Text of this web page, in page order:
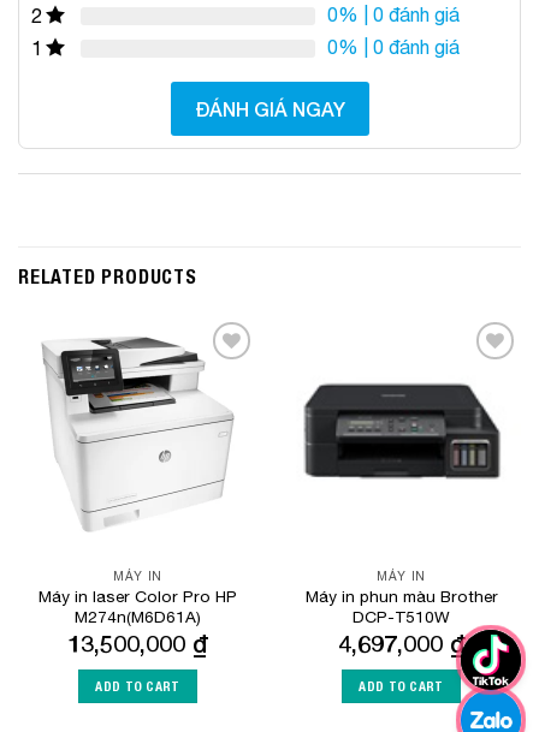
2
0% | 0 đánh giá
1
0% | 0 đánh giá
ĐÁNH GIÁ NGAY
RELATED PRODUCTS
Add to
Wishlist
MÁY IN
Máy in laser Color Pro HP
M274n(M6D61A)
13,500,000 ₫
ADD TO CART
Wishlist
MÁY IN
Máy in phun màu Brother
DCP-T510W
4,697,000 ₫
ADD TO CART